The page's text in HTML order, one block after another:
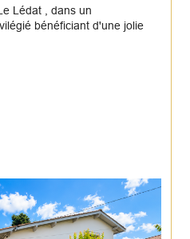
Lédat , dans un
bénéficiant d'une jolie